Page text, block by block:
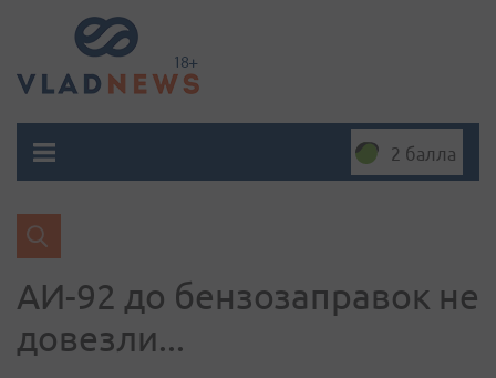
2 балла
АИ-92 до бензозаправок не
довезли...